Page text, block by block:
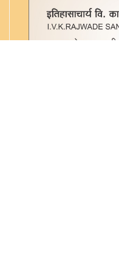
गोदा निर्णय चंद्रीका -
गोपिनाथकृत